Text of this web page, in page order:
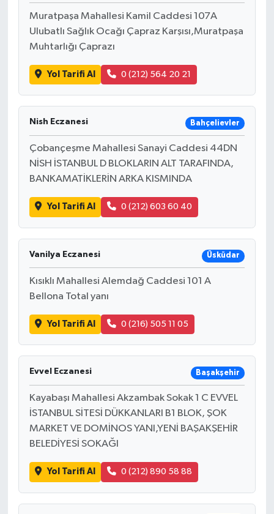
Muratpaşa Mahallesi Kamil Caddesi 107A
Ulubatlı Sağlık Ocağı Çapraz Karşısı,Muratpaşa
Muhtarlığı Çaprazı
Yol Tarifi Al 0 (212) 564 20 21
Nish Eczanesi Bahçelievler
Çobançeşme Mahallesi Sanayi Caddesi 44DN
NİSH İSTANBUL D BLOKLARIN ALT TARAFINDA,
BANKAMATİKLERİN ARKA KISMINDA
Yol Tarifi Al 0 (212) 603 60 40
Vanilya Eczanesi Üsküdar
Kısıklı Mahallesi Alemdağ Caddesi 101 A
Bellona Total yanı
Yol Tarifi Al 0 (216) 505 11 05
Evvel Eczanesi Başakşehir
Kayabaşı Mahallesi Akzambak Sokak 1 C EVVEL
İSTANBUL SİTESİ DÜKKANLARI B1 BLOK, ŞOK
MARKET VE DOMİNOS YANI,YENİ BAŞAKŞEHİR
BELEDİYESİ SOKAĞI
Yol Tarifi Al 0 (212) 890 58 88